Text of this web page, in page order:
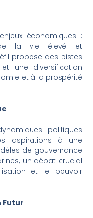
économiques :
la vie élevé et
propose des pistes
une diversification
et à la prospérité
politiques
aspirations à une
de gouvernance
un débat crucial
et le pouvoir
Futur